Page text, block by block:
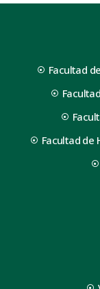
Facultad
Facultad de